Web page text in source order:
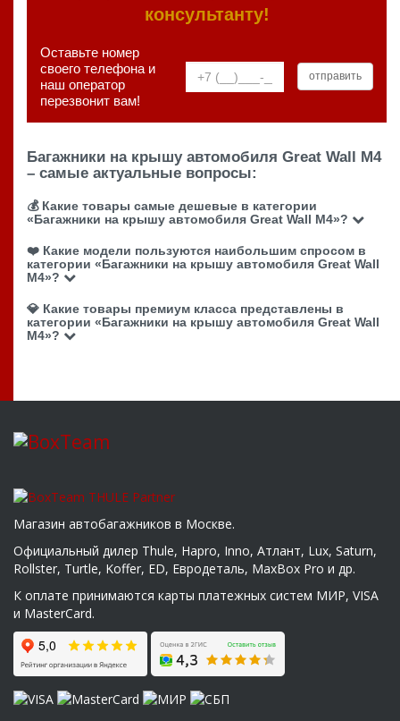
консультанту!
Оставьте номер
своего телефона и
наш оператор
перезвонит вам!
Багажники на крышу автомобиля Great Wall M4
– самые актуальные вопросы:
💰 Какие товары самые дешевые в категории
«Багажники на крышу автомобиля Great Wall M4»?
❤️ Какие модели пользуются наибольшим спросом в
категории «Багажники на крышу автомобиля Great Wall
M4»?
💎 Какие товары премиум класса представлены в
категории «Багажники на крышу автомобиля Great Wall
M4»?
Магазин автобагажников в Москве.
Официальный дилер Thule, Hapro, Inno, Атлант, Lux, Saturn,
Rollster, Turtle, Koffer, ED, Евродеталь, MaxBox Pro и др.
К оплате принимаются карты платежных систем МИР, VISA
и MasterCard.